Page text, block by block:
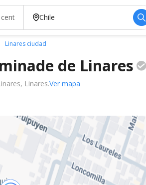
Linares ciudad
de Linares
Linares.Ver mapa